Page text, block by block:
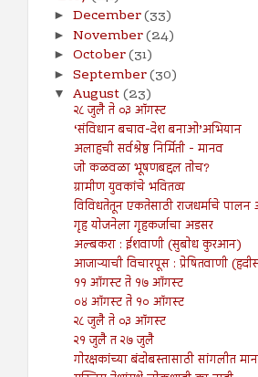
► December(33)
► November(24)
► October(31)
► September(30)
▼ August(23)
२८ जुलै ते ०३ ऑगस्ट
‘संविधान बचाव-देश बनाओ’अभियान
अलाहची सर्वश्रेष्ठ निर्मिती - मानव
जो कळवळा भूषणबद्दल तोच?
ग्रामीण युवकांचे भवितव्य
विविधतेतून एकतेसाठी राजधर्माचे
गृह योजनेला गृहकर्जाचा अडसर
अल्बकरा : ईशवाणी (सुबोध कुरआन)
आजाऱ्याची विचारपूस : प्रेषितवाणी
११ ऑगस्ट ते १७ ऑगस्ट
०४ ऑगस्ट ते १० ऑगस्ट
२८ जुलै ते ०३ ऑगस्ट
२१ जुलै त २७ जुलै
गोरक्षकांच्या बंदोबस्तासाठी सांगलीत